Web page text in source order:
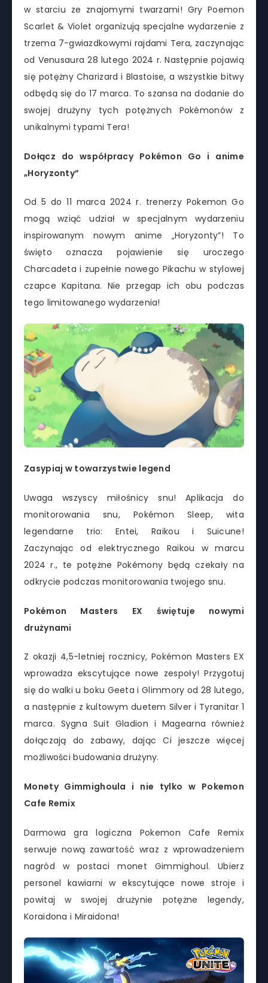
w starciu ze znajomymi twarzami! Gry Poemon
Scarlet & Violet organizują specjalne wydarzenie z
trzema 7-gwiazdkowymi rajdami Tera, zaczynając
od Venusaura 28 lutego 2024 r. Następnie pojawią
się potężny Charizard i Blastoise, a wszystkie bitwy
odbędą się do 17 marca. To szansa na dodanie do
swojej drużyny tych potężnych Pokémonów z
unikalnymi typami Tera!
Dołącz do współpracy Pokémon Go i anime
„Horyzonty”
Od 5 do 11 marca 2024 r. trenerzy Pokemon Go
mogą wziąć udział w specjalnym wydarzeniu
inspirowanym nowym anime „Horyzonty”! To
święto oznacza pojawienie się uroczego
Charcadeta i zupełnie nowego Pikachu w stylowej
czapce Kapitana. Nie przegap ich obu podczas
tego limitowanego wydarzenia!
Zasypiaj w towarzystwie legend
Uwaga wszyscy miłośnicy snu! Aplikacja do
monitorowania snu, Pokémon Sleep, wita
legendarne trio: Entei, Raikou i Suicune!
Zaczynając od elektrycznego Raikou w marcu
2024 r., te potężne Pokémony będą czekały na
odkrycie podczas monitorowania twojego snu.
Pokémon Masters EX świętuje nowymi
drużynami
Z okazji 4,5-letniej rocznicy, Pokémon Masters EX
wprowadza ekscytujące nowe zespoły! Przygotuj
się do walki u boku Geeta i Glimmory od 28 lutego,
a następnie z kultowym duetem Silver i Tyranitar 1
marca. Sygna Suit Gladion i Magearna również
dołączają do zabawy, dając Ci jeszcze więcej
możliwości budowania drużyny.
Monety Gimmighoula i nie tylko w Pokemon
Cafe Remix
Darmowa gra logiczna Pokemon Cafe Remix
serwuje nową zawartość wraz z wprowadzeniem
nagród w postaci monet Gimmighoul. Ubierz
personel kawiarni w ekscytujące nowe stroje i
powitaj w swojej drużynie potężne legendy,
Koraidona i Miraidona!